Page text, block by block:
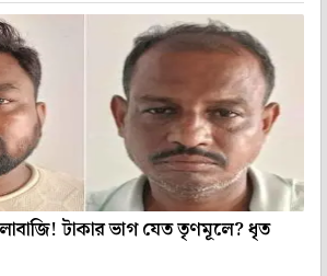
টাকার ভাগ যেত তৃণমূলে? ধৃত